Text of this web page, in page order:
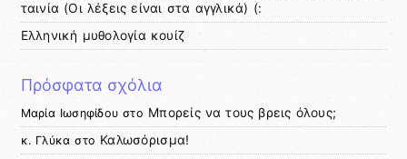
ταινία (Οι λέξεις είναι στα αγγλικά) (:
Ελληνική μυθολογία κουίζ
Πρόσφατα σχόλια
Μαρία Ιωσηφίδου στο Μπορείς να τους βρεις όλους;
κ. Γλύκα στο Καλωσόρισμα!